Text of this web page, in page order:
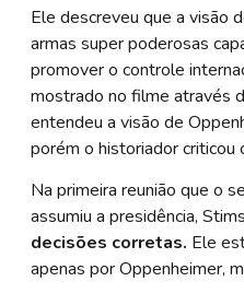
Ele descreveu que a visão
armas super poderosas
promover o controle
mostrado no filme através
entendeu a visão de
porém o historiador
Na primeira reunião que o
assumiu a presidência,
decisões corretas. Ele
apenas por Oppenheimer,